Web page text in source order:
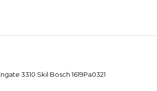
3310 Skil Bosch 1619Pa0321